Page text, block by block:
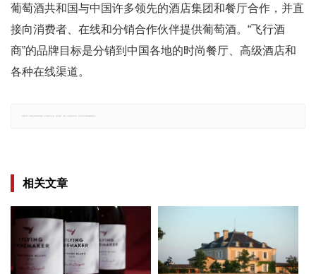
葡萄酒共和国与中国许多领先的酒店集团和餐厅合作，并直
接向消费者、在线和分销合作伙伴提供葡萄酒。“飞行酒
商”的品牌目标是分销到中国各地的时尚餐厅、高级酒店和
各种在线渠道。
相关文章